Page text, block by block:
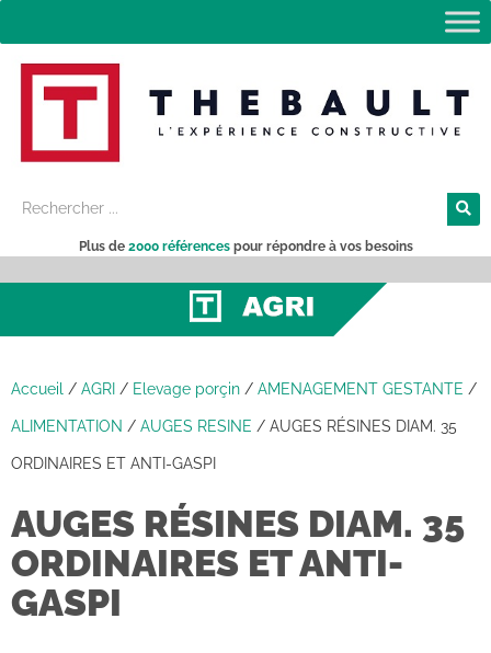
Plus de 2000 référencespour répondre à vos besoins
Accueil / AGRI / Elevage porçin / AMENAGEMENT GESTANTE /
ALIMENTATION / AUGES RESINE / AUGES RÉSINES DIAM. 35
ORDINAIRES ET ANTI-GASPI
AUGES RÉSINES DIAM. 35
ORDINAIRES ET ANTI-
GASPI